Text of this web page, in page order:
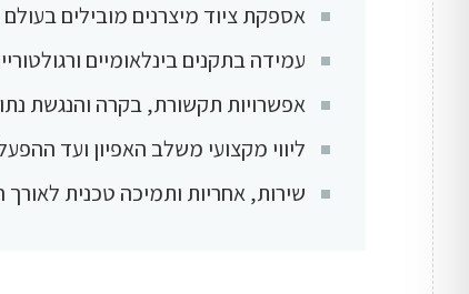
אספקת ציוד מיצרנים מובילים בעולם
עמידה בתקנים בינלאומיים
אפשרויות תקשורת, בקרה והנגשת
ליווי מקצועי משלב האפיון ועד
שירות, אחריות ותמיכה טכנית לאורך